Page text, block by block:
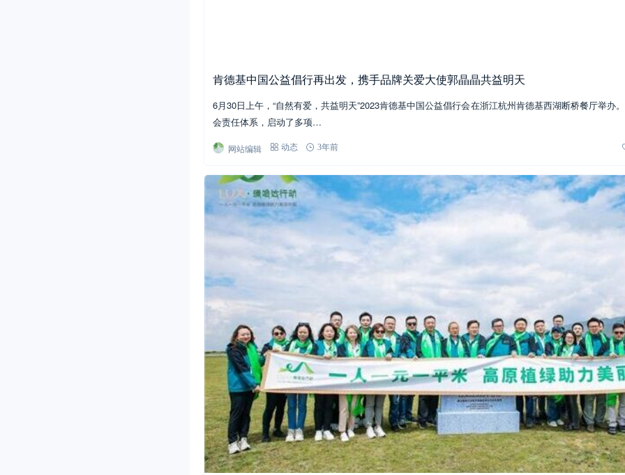
肯德基中国公益倡行再出发，携手品牌关爱大使郭晶晶共益明天
6月30日上午，“自然有爱，共益明天”2023肯德基中国公益倡行会在浙江杭州肯德基西湖断桥餐厅举办
会责任体系，启动了多项…
网站编辑 动态 3年前